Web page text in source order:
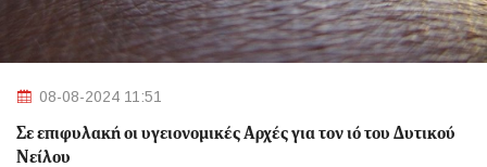
08-08-2024 11:51
Σε επιφυλακή οι υγειονομικές Αρχές για τον ιό του Δυτικού
Νείλου